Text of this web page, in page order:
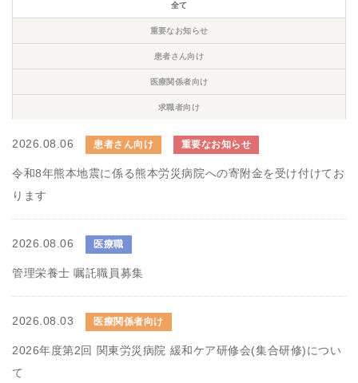
全て
重要なお知らせ
患者さん向け
医療関係者向け
求職者向け
2026.08.06 患者さん向け 重要なお知らせ
令和8年熊本地震に係る熊本労災病院への寄附金を受け付けてお
ります
2026.08.06 医療職
管理栄養士 嘱託職員募集
2026.08.03 医療関係者向け
2026年度第2回 関東労災病院 緩和ケア研修会(集合研修)につい
て